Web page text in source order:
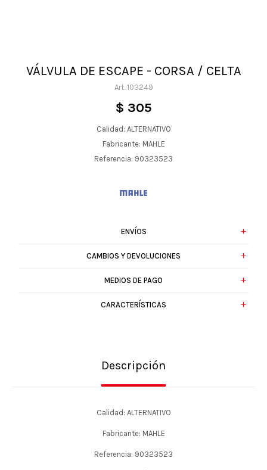
VÁLVULA DE ESCAPE - CORSA / CELTA
103249
$ 305
Calidad: ALTERNATIVO
Fabricante: MAHLE
Referencia: 90323523
ENVÍOS
CAMBIOS Y DEVOLUCIONES
MEDIOS DE PAGO
CARACTERÍSTICAS
Descripción
Calidad: ALTERNATIVO
Fabricante: MAHLE
Referencia: 90323523